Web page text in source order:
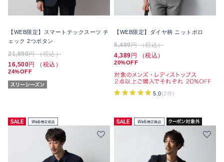
【WEB限定】スマートテックスーツ チ
ェック 2つボタン
21,890円 （税込）
16,500円 （税込）
24%OFF
【WEB限定】ダイヤ柄 ニットポロ
5,489円 （税込）
4,389 円 （税込）
20%OFF
5.0(2件)